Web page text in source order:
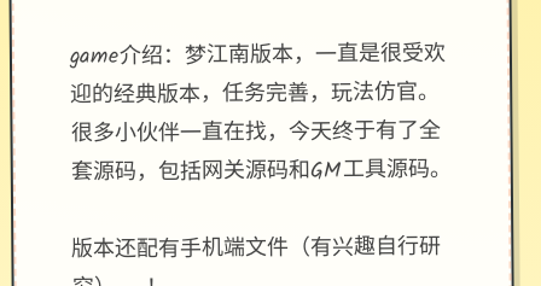
game介绍：梦江南版本，一直是很受欢
迎的经典版本，任务完善，玩法仿官。
很多小伙伴一直在找，今天终于有了全
套源码，包括网关源码和GM工具源码。
版本还配有手机端文件（有兴趣自行研